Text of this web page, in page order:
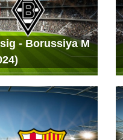
- Borussiya M